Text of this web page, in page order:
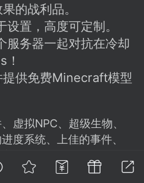
者进行反馈
的战利品。
置，高度可定制。
服务器一起对抗在冷却
提供免费Minecraft模型
虚拟NPC、超级生物、
度系统、上佳的事件、
性，包括